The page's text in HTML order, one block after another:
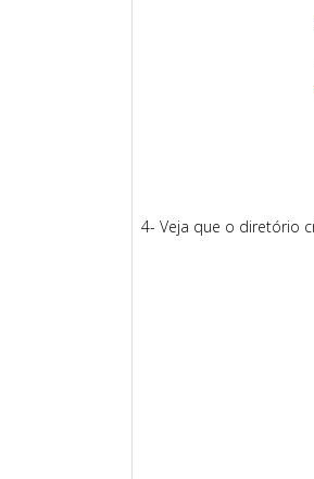
4- Veja que o diretório